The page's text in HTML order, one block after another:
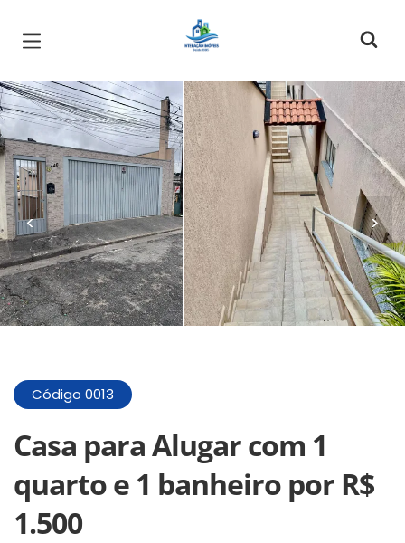
Página inicial
< >
Código 0013
Casa para Alugar com 1
quarto e 1 banheiro por R$
1.500